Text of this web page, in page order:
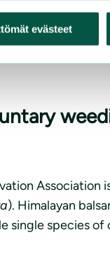
evästeet
). Himalayan
single species